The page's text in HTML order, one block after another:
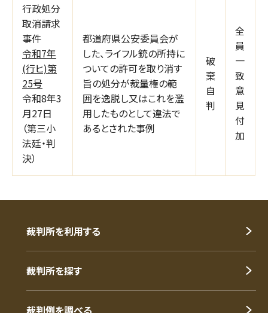
行政処分
取消請求
事件
令和7年
(行ヒ)第
25号
令和8年3
月27日
（第三小
法廷・判
決）
都道府県公安委員会が
した、ライフル銃の所持に
ついての許可を取り消す
旨の処分が裁量権の範
囲を逸脱し又はこれを濫
用したものとして違法で
あるとされた事例
破
棄
自
判
全
員
一
致
意
見
付
加
裁判所を利用する
裁判所を探す
裁判例を調べる